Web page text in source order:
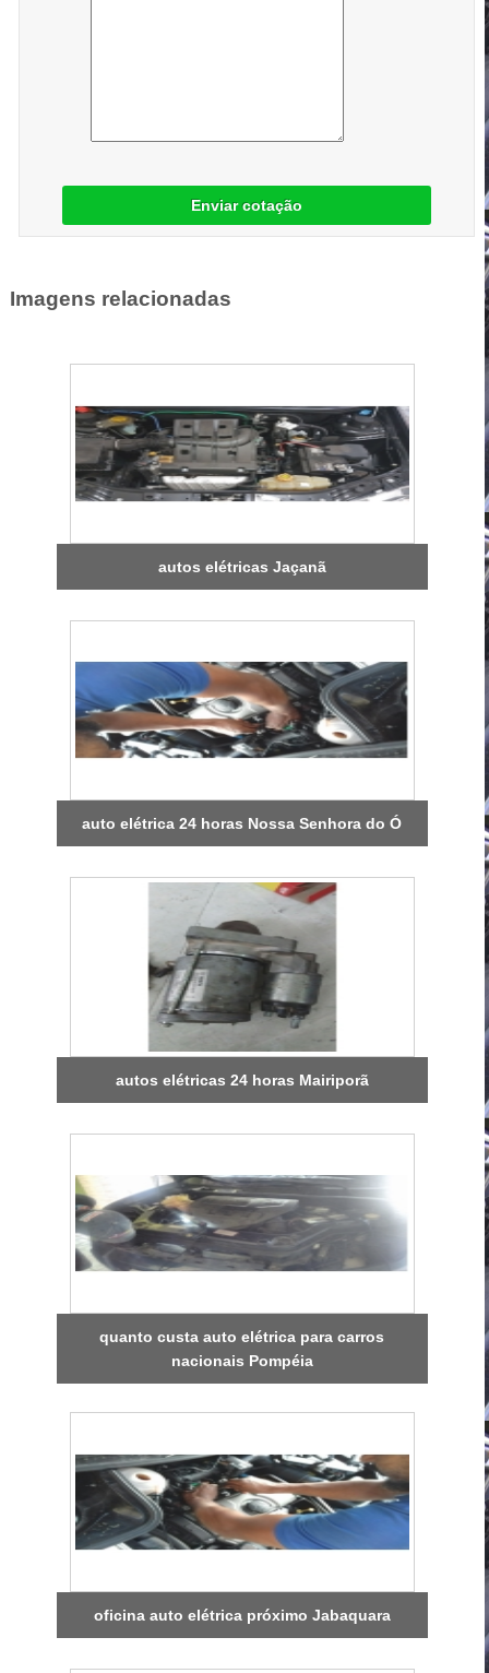
Enviar cotação
Imagens relacionadas
autos elétricas Jaçanã
auto elétrica 24 horas Nossa Senhora do Ó
autos elétricas 24 horas Mairiporã
quanto custa auto elétrica para carros
nacionais Pompéia
oficina auto elétrica próximo Jabaquara